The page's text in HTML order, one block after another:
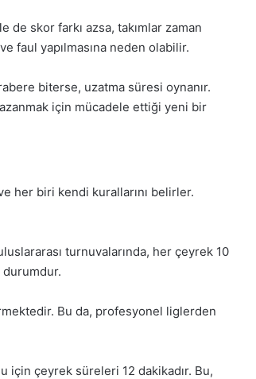
de skor farkı azsa, takımlar zaman
faul yapılmasına neden olabilir.
biterse, uzatma süresi oynanır.
için mücadele ettiği yeni bir
her biri kendi kurallarını belirler.
turnuvalarında, her çeyrek 10
durumdur.
Bu da, profesyonel liglerden
için çeyrek süreleri 12 dakikadır. Bu,